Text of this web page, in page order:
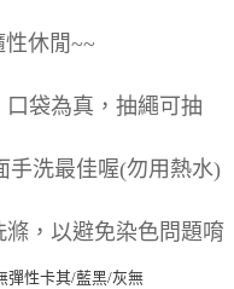
休閒~~
袋為真，抽繩可抽
手洗最佳喔(勿用熱水)
，以避免染色問題唷
彈性卡其/藍黑/灰無